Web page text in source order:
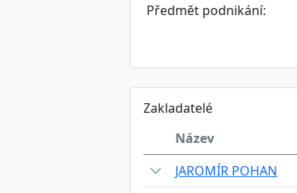
Předmět podnikání:
Zakladatelé
Název
JAROMÍR POHAN